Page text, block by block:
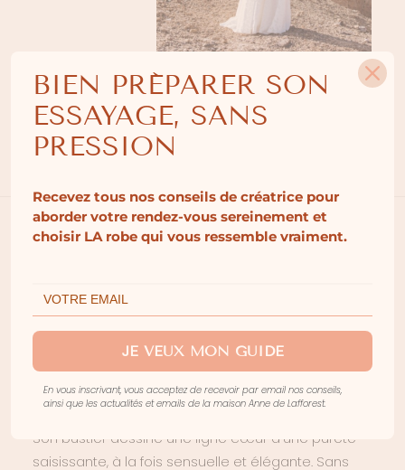
pour les mariées qui rêvent d’une allure grandiose,
sculpturale, mais toujours pleine de grâce.
Dernière étoile de lacollection 2026,
Comètes,HALLEYcombine une audace maîtrisée
et un raffinement absolu.
Son bustier dessine une ligne cœur d’une pureté
saisissante, à la fois sensuelle et élégante. Sans
BIEN PRÉPARER SON
ESSAYAGE, SANS
PRESSION
Recevez tous nos conseils de créatrice pour
aborder votre rendez-vous sereinement et
choisir LA robe qui vous ressemble vraiment.
JE VEUX MON GUIDE
En vous inscrivant, vous acceptez de recevoir par email nos conseils,
ainsi que les actualités et emails de la maison Anne de Lafforest.